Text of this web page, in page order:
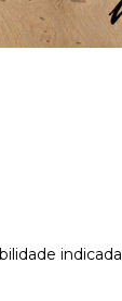
indicada